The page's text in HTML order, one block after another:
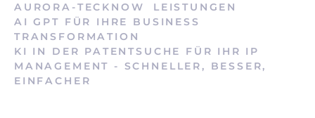
AURORA-TECKNOW
LEISTUNGEN
AI GPT FÜR IHRE BUSINESS
TRANSFORMATION
KI IN DER PATENTSUCHE FÜR IHR IP
MANAGEMENT - SCHNELLER, BESSER,
EINFACHER